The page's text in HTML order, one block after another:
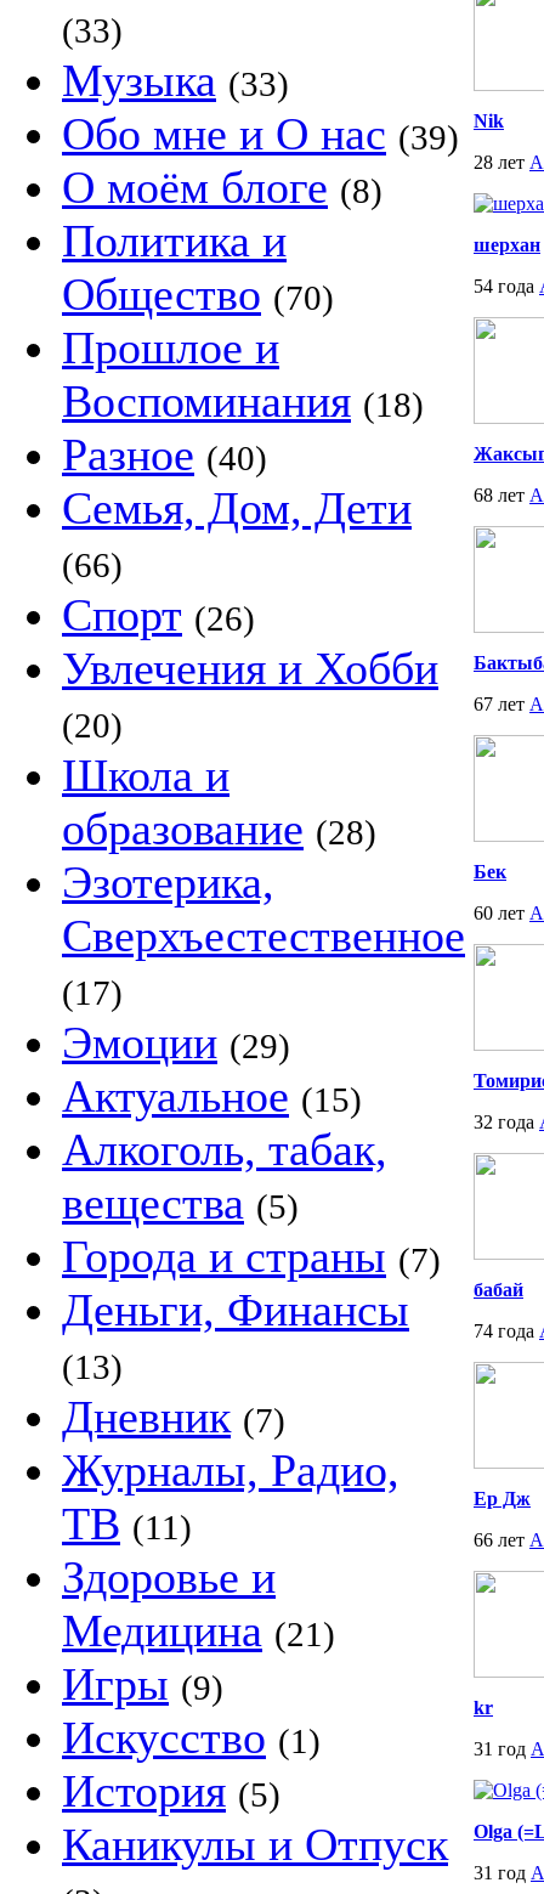
(33)
Музыка (33)
Обо мне и О нас (39)
О моём блоге (8)
Политика и
Общество (70)
Прошлое и
Воспоминания (18)
Разное (40)
Семья, Дом, Дети
(66)
Спорт (26)
Увлечения и Хобби
(20)
Школа и
образование (28)
Эзотерика,
Сверхъестественное
(17)
Эмоции (29)
Актуальное (15)
Алкоголь, табак,
вещества (5)
Города и страны (7)
Деньги, Финансы
(13)
Дневник (7)
Журналы, Радио,
ТВ (11)
Здоровье и
Медицина (21)
Игры (9)
Искусство (1)
История (5)
Каникулы и Отпуск
Nik
28 лет
шерхан
54 года
68 лет
67 лет
Бек
60 лет
32 года
бабай
74 года
Ер Дж
66 лет
kr
31 год
Olga
31 год